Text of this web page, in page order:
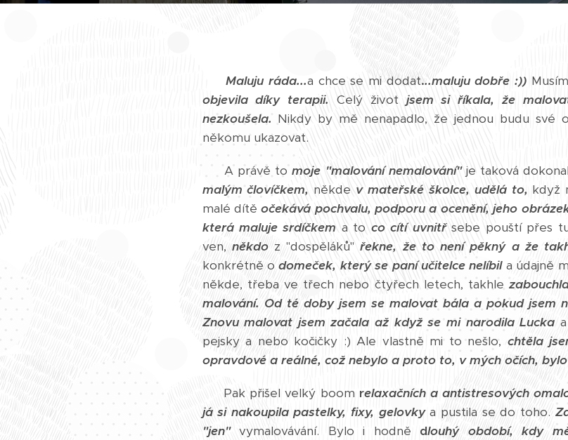
Maluju ráda...a chce se mi dodat...maluju dobře :))
objevila díky terapii. Celý život jsem si říkala, že
nezkoušela. Nikdy by mě nenapadlo, že jednou budu své
někomu ukazovat.
A právě tomoje "malování nemalování"je taková
malým človíčkem, někde v mateřské školce, udělá to, když
malé dítěočekává pochvalu, podporu a ocenění, jeho
která maluje srdíčkem a to co cítí uvnitř sebe pouští přes
ven, někdoz "dospěláků"řekne, že to není pěkný a že
konkrétně odomeček, který se paní učitelce nelíbil a údajně
někde, třeba ve třech nebo čtyřech letech, takhle
malování. Od té doby jsem se malovat bála a pokud jsem
Znovu malovat jsem začala až když se mi narodila Lucka
pejsky a nebo kočičky :) Ale vlastně mi to nešlo, chtěla
opravdové a reálné, což nebylo a proto to, v mých očích,
Pak přišel velký boom relaxačních a antistresových
já si nakoupila pastelky, fixy, gelovkya pustila se do toho.
"jen"vymalovávání. Bylo i hodně dlouhý období, kdy